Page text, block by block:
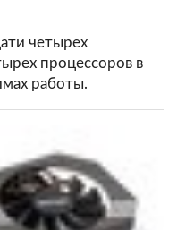
четырех
процессоров в
работы.